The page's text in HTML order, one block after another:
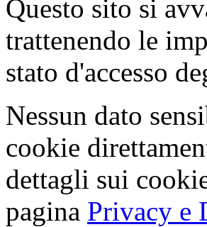
Questo sito si
trattenendo le
stato d'accesso
Nessun dato
cookie
dettagli sui
pagina Privacy e